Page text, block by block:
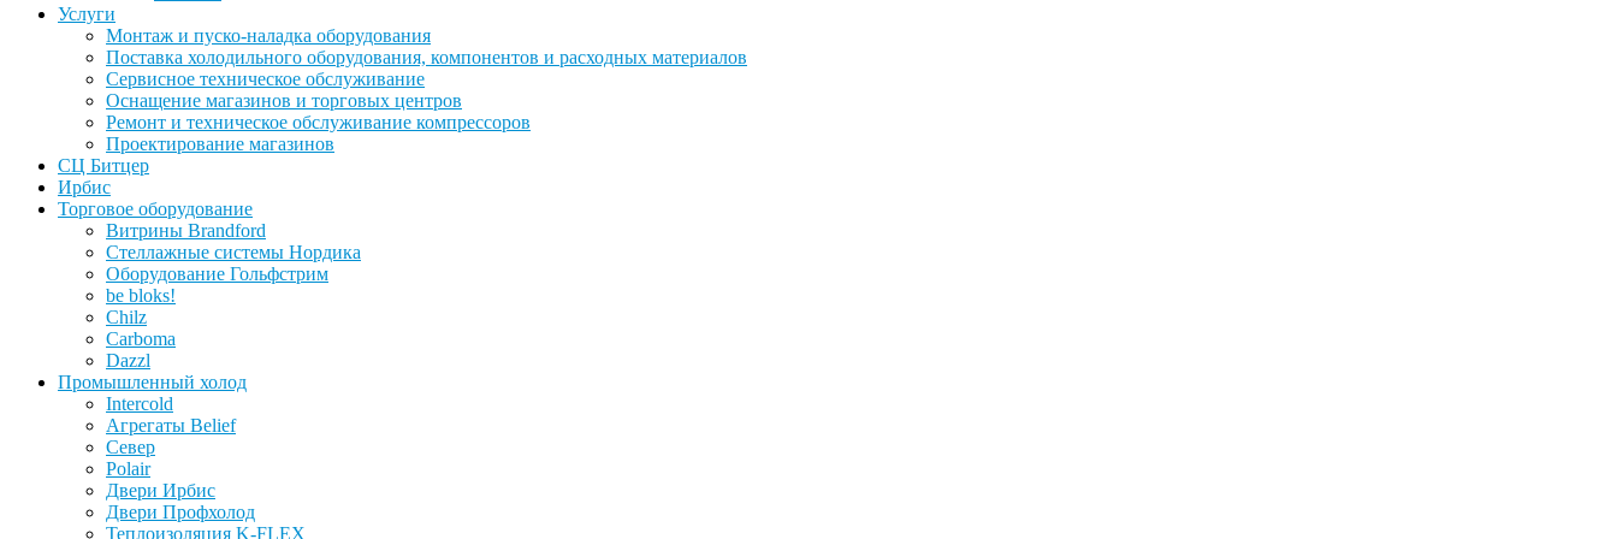
Услуги
Монтаж и пуско-наладка оборудования
Поставка холодильного оборудования, компонентов и расходных материалов
Сервисное техническое обслуживание
Оснащение магазинов и торговых центров
Ремонт и техническое обслуживание компрессоров
Проектирование магазинов
СЦ Битцер
Ирбис
Торговое оборудование
Витрины Brandford
Стеллажные системы Нордика
Оборудование Гольфстрим
be bloks!
Chilz
Carboma
Dazzl
Промышленный холод
Intercold
Агрегаты Belief
Север
Polair
Двери Ирбис
Двери Профхолод
Теплоизоляция K-FLEX